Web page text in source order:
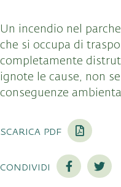
Un incendio nel
che si occupa di
completamente
ignote le cause, non
conseguenze
scarica pdf
condividi